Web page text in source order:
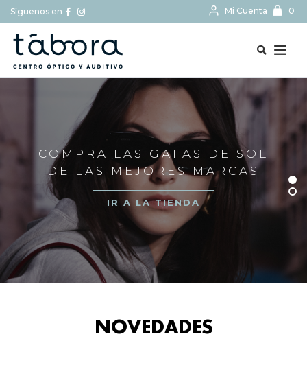
Síguenos en Mi Cuenta 0
COMPRA LAS GAFAS DE SOL
DE LAS MEJORES MARCAS
IR A LA TIENDA
NOVEDADES